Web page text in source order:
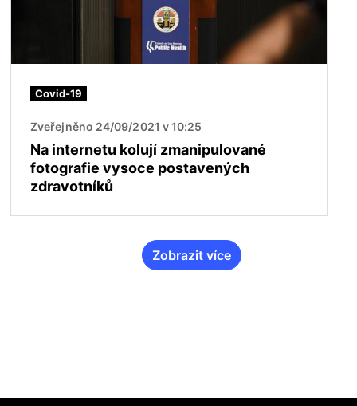
Covid-19
Zveřejněno 24/09/2021 v 10:25
Na internetu kolují zmanipulované
fotografie vysoce postavených
zdravotníků
Zobrazit více